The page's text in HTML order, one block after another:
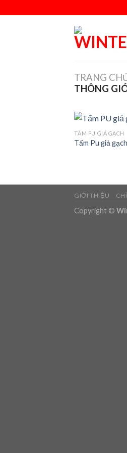
to
TRANG
THÔNG
TẤM PU GIẢ GẠCH
Tấm Pu giả
GIỚI THIỆU
Copyright ©